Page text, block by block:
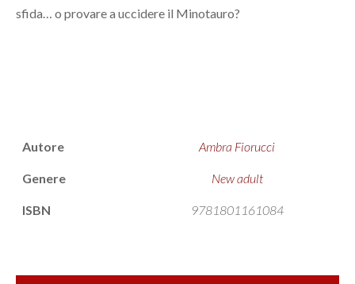
sfida… o provare a uccidere il Minotauro?
Autore Ambra Fiorucci
Genere New adult
ISBN 9781801161084